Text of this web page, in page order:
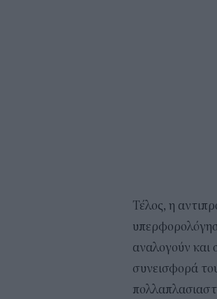
Τέλος, η
αναλογούν και
συνεισφορά